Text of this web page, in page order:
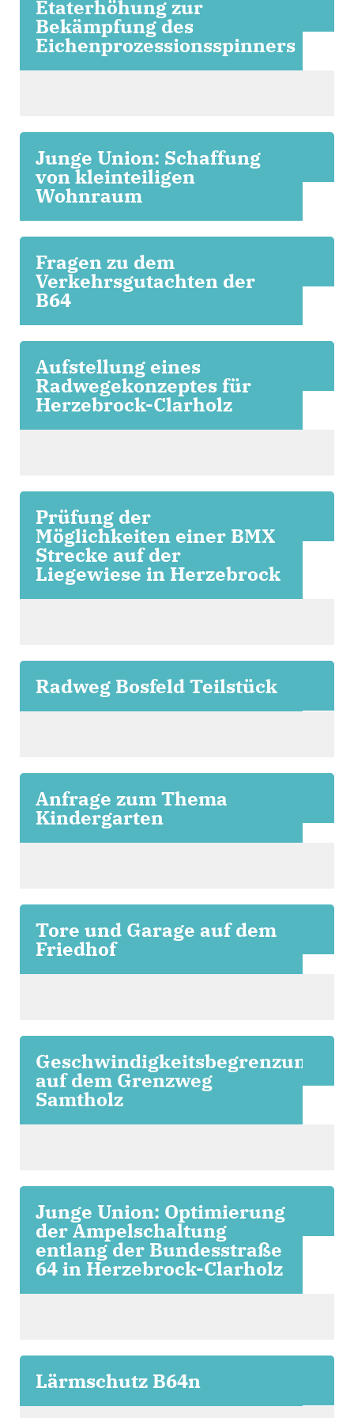
Etaterhöhung zur
Bekämpfung des
Eichenprozessionsspinners
Junge Union: Schaffung
von kleinteiligen
Wohnraum
Fragen zu dem
Verkehrsgutachten der
B64
Aufstellung eines
Radwegekonzeptes für
Herzebrock-Clarholz
Prüfung der
Möglichkeiten einer BMX
Strecke auf der
Liegewiese in Herzebrock
Radweg Bosfeld Teilstück
Anfrage zum Thema
Kindergarten
Tore und Garage auf dem
Friedhof
Geschwindigkeitsbegrenzung
auf dem Grenzweg
Samtholz
Junge Union: Optimierung
der Ampelschaltung
entlang der Bundesstraße
64 in Herzebrock-Clarholz
Lärmschutz B64n